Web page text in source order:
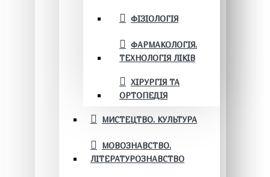
ФІЗІОЛОГІЯ
ФАРМАКОЛОГІЯ.
ТЕХНОЛОГІЯ ЛІКІВ
ХІРУРГІЯ ТА
ОРТОПЕДІЯ
МИСТЕЦТВО. КУЛЬТУРА
МОВОЗНАВСТВО.
ЛІТЕРАТУРОЗНАВСТВО